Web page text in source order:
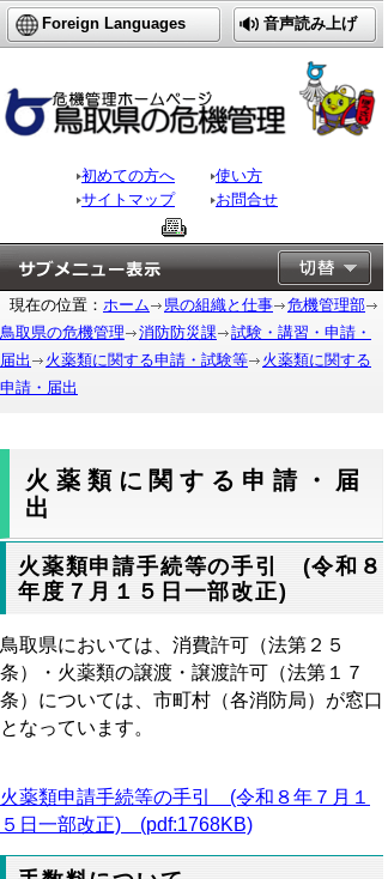
Foreign Languages 音声読み上げ
初めての方へ
使い方
サイトマップ
お問合せ
現在の位置： ホーム 県の組織と仕事
危機管理部
鳥取県の危機管理
消防防災課
試験・講習・申請・
届出
火薬類に関する申請・試験等
火薬類に関する
申請・届出
火薬類に関する申請・届
出
火薬類申請手続等の手引 (令和８
年度７月１５日一部改正)
鳥取県においては、消費許可（法第２５
条）・火薬類の譲渡・譲渡許可（法第１７
条）については、市町村（各消防局）が窓口
となっています。
火薬類申請手続等の手引 (令和８年７月１
５日一部改正) (pdf:1768KB)